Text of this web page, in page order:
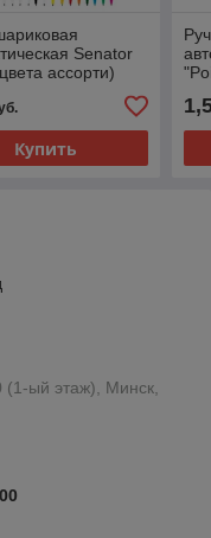
Senator
ассорти)
Купить
(1-ый этаж), Минск,